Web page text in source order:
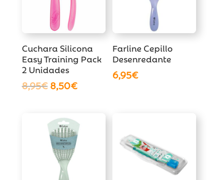
Cuchara Silicona
Easy Training Pack
2 Unidades
8,95€ El
era:
8,95€.
8,50€El
es:
8,50€.
Farline Cepillo
Desenredante
6,95€